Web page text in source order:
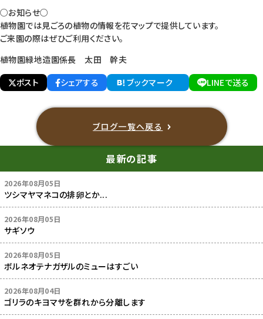
○お知らせ○
植物園では見ごろの植物の情報を花マップで提供しています。
ご来園の際はぜひご利用ください。
植物園緑地造園係長 太田 幹夫
ポスト
シェアする ブックマーク LINEで送る
ブログ一覧へ戻る
最新の記事
2026年08月05日
ツシマヤマネコの排卵とか...
2026年08月05日
サギソウ
2026年08月05日
ボルネオテナガザルのミューはすごい
2026年08月04日
ゴリラのキヨマサを群れから分離します